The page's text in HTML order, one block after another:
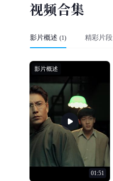
视频合集
影片概述 (1) 精彩片段
01:51
影片概述